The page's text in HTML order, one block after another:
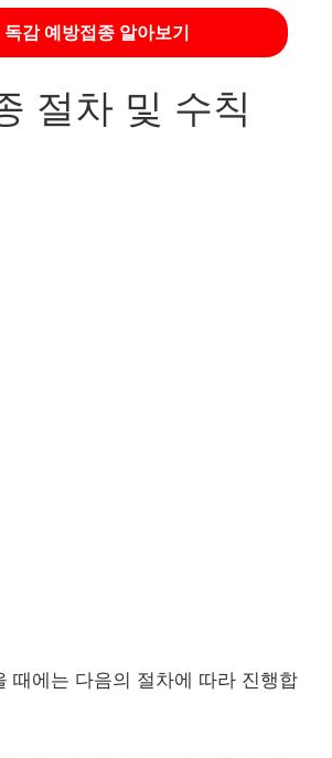
독감 예방접종 알아보기
절차 및 수칙
때에는 다음의 절차에 따라 진행합